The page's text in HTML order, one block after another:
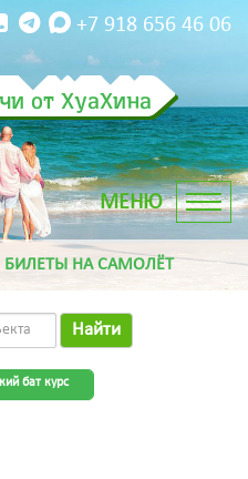
от ХуаХина
+7 918 656 46 06
БИЛЕТЫ НА САМОЛЁТ
Найти
бат курс